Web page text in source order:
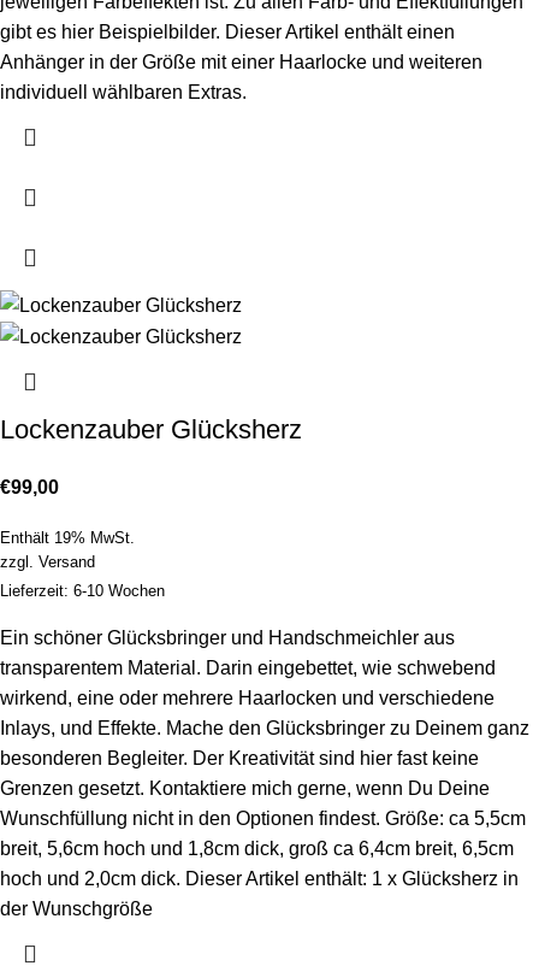
gibt es hier Beispielbilder. Dieser Artikel enthält einen
Anhänger in der Größe mit einer Haarlocke und weiteren
individuell wählbaren Extras.
Lockenzauber Glücksherz
€99,00
Enthält 19% MwSt.
zzgl. Versand
Lieferzeit: 6-10 Wochen
Ein schöner Glücksbringer und Handschmeichler aus
transparentem Material. Darin eingebettet, wie schwebend
wirkend, eine oder mehrere Haarlocken und verschiedene
Inlays, und Effekte. Mache den Glücksbringer zu Deinem ganz
besonderen Begleiter. Der Kreativität sind hier fast keine
Grenzen gesetzt. Kontaktiere mich gerne, wenn Du Deine
Wunschfüllung nicht in den Optionen findest. Größe: ca 5,5cm
breit, 5,6cm hoch und 1,8cm dick, groß ca 6,4cm breit, 6,5cm
hoch und 2,0cm dick. Dieser Artikel enthält: 1 x Glücksherz in
der Wunschgröße